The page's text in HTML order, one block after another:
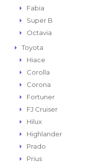
Fabia
Super B
Octavia
Toyota
Hiace
Corolla
Corona
Fortuner
FJ Cruiser
Hilux
Highlander
Prado
Prius